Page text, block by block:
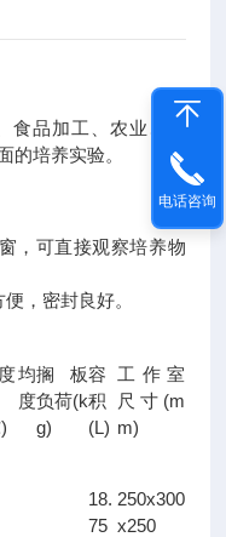
食品加工、农业、生
的培养实验。
，可直接观察培养物
，密封良好。
均
度
)
搁板
负荷(k
g)
容
积
(L)
工作室
尺寸 (m
m)
18.
75
250x300
x250
电话咨询